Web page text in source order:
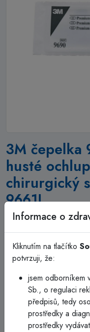
3M čepelka
husté
chirurgický
9661L
3M čepelka 9690 (na
Na jedinečný čepelový
speciální (9690) čepele
maximální kontakt
čepele se snadno
stylu holení. 3M
hlavicí s moderní čepelí
Informace o
Kliknutím na tlačítko
potvrzuji, že:
jsem odborníkem
Sb., o regulaci
předpisů, tedy
prostředky a
prostředky